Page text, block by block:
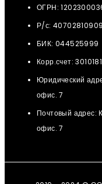
ОГРН:
Р/с:
БИК: 044525999
Корр.счет:
Юридический
офис. 7
Почтовый адрес:
офис. 7